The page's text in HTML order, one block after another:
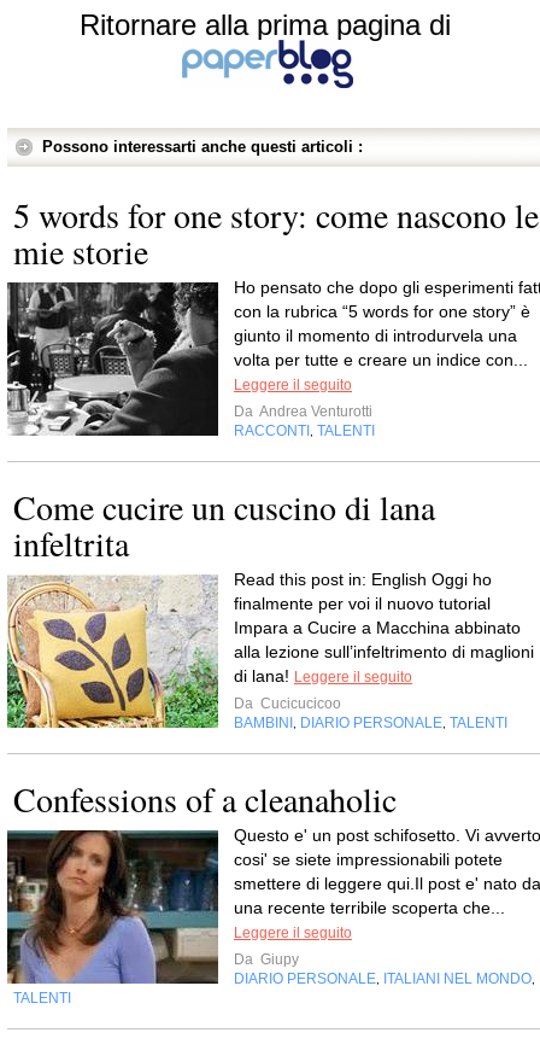
Ritornare alla prima pagina di
Possono interessarti anche questi articoli :
5 words for one story: come nascono le
mie storie
Ho pensato che dopo gli esperimenti
con la rubrica “5 words for one story” è
giunto il momento di introdurvela una
volta per tutte e creare un indice con...
Leggere il seguito
Da Andrea Venturotti
RACCONTI
TALENTI
Come cucire un cuscino di lana
infeltrita
Read this post in: English Oggi ho
finalmente per voi il nuovo tutorial
Impara a Cucire a Macchina abbinato
alla lezione sull’infeltrimento di maglioni
di lana! Leggere il seguito
Da Cucicucicoo
BAMBINI
DIARIO PERSONALE TALENTI
Confessions of a cleanaholic
Questo e' un post schifosetto. Vi avverto
cosi' se siete impressionabili potete
smettere di leggere qui.Il post e' nato da
una recente terribile scoperta che...
Leggere il seguito
Da Giupy
DIARIO PERSONALE
ITALIANI NEL MONDO
TALENTI